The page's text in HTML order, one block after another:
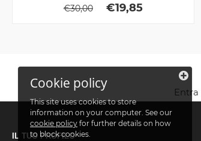
€30,00 €19,85
IL TUO PROFILO
Cookie policy
This site uses cookies to store
information on your computer. See our
cookie policy for further details on how
to block cookies.